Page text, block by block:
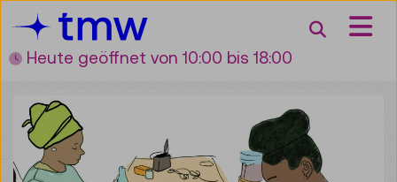
Zum Inhalt
Zum Hauptmenü
Zur Suche
Zur Zielgruppennavigation
Suche
Heute geöffnet von 10:00 bis 18:00